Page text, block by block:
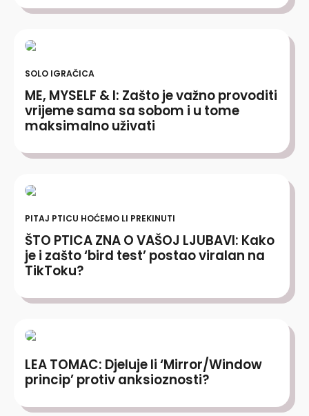
SOLO IGRAČICA
ME, MYSELF & I: Zašto je važno provoditi
vrijeme sama sa sobom i u tome
maksimalno uživati
PITAJ PTICU HOĆEMO LI PREKINUTI
ŠTO PTICA ZNA O VAŠOJ LJUBAVI: Kako
je i zašto ‘bird test’ postao viralan na
TikToku?
LEA TOMAC: Djeluje li ‘Mirror/Window
princip’ protiv anksioznosti?